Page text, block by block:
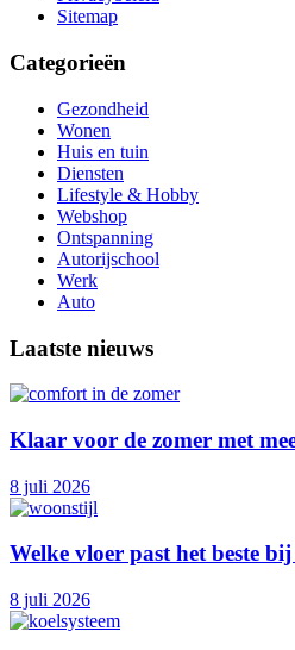
Sitemap
Categorieën
Gezondheid
Wonen
Huis en tuin
Diensten
Lifestyle & Hobby
Webshop
Ontspanning
Autorijschool
Werk
Auto
Laatste nieuws
Klaar voor de zomer met
8 juli 2026
Welke vloer past het beste
8 juli 2026